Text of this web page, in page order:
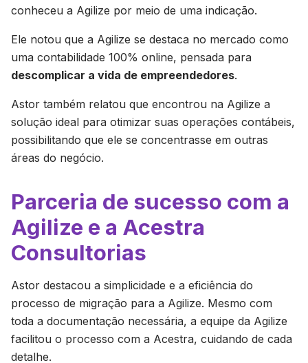
conheceu a Agilize por meio de uma indicação.
Ele notou que a Agilize se destaca no mercado como
uma contabilidade 100% online, pensada para
descomplicar a vida de empreendedores.
Astor também relatou que encontrou na Agilize a
solução ideal para otimizar suas operações contábeis,
possibilitando que ele se concentrasse em outras
áreas do negócio.
Parceria de sucesso com a
Agilize e a Acestra
Consultorias
Astor destacou a simplicidade e a eficiência do
processo de migração para a Agilize. Mesmo com
toda a documentação necessária, a equipe da Agilize
facilitou o processo com a Acestra, cuidando de cada
detalhe.